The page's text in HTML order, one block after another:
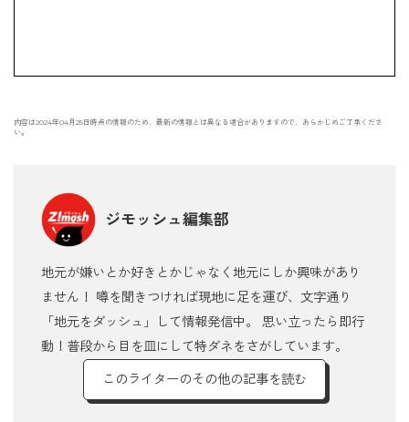
内容は2024年04月25日時点の情報のため、最新の情報とは異なる場合がありますので、あらかじめご了承くださ
い。
ジモッシュ編集部
地元が嫌いとか好きとかじゃなく地元にしか興味があり
ません！ 噂を聞きつければ現地に足を運び、文字通り
「地元をダッシュ」して情報発信中。 思い立ったら即行
動！普段から目を皿にして特ダネをさがしています。
このライターのその他の記事を読む